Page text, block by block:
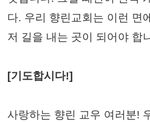
다. 우리 향린교회는 이런 면
저 길을 내는 곳이 되어야 합
[기도합시다!]
사랑하는 향린 교우 여러분!